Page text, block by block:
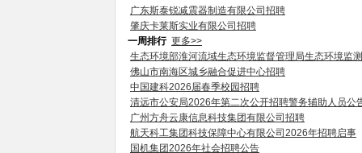
广东斯泰锐减震器制造有限公司招聘
肇庆卡莱斯实业有限公司招聘
一周排行 更多>>
生态环境部淮河流域生态环境监督管理局生态环境监
佛山市南海区城乡融合促进中心招聘
中国建科2026届春季校园招聘
清远市公安局2026年第二次公开招聘警务辅助人员公
广州方舟云康信息科技集团有限公司招聘
航天科工集团科技保障中心有限公司2026年招聘启事
国机集团2026年社会招聘公告